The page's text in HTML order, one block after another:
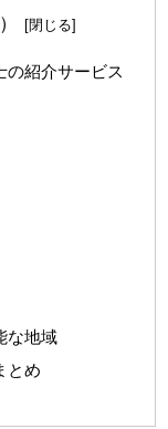
の紹介サービス
な地域
とめ